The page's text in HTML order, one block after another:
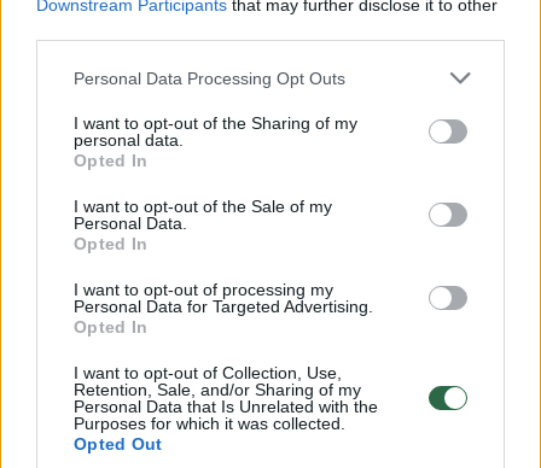
Downstream Participants that may further disclose it to other
Personal Data Processing Opt Outs
I want to opt-out of the Sharing of my
personal data.
Opted In
I want to opt-out of the Sale of my
Personal Data.
Opted In
I want to opt-out of processing my
Personal Data for Targeted Advertising.
Opted In
I want to opt-out of Collection, Use,
Retention, Sale, and/or Sharing of my
Personal Data that Is Unrelated with the
Purposes for which it was collected.
Opted Out
Pradinio ugdymo mokytojai, kurios rugsėjį
buvo laukiama klasėje, neseniai suėjo 60
metų.
Pedagoginiam darbui mokytoja atidavė 38
savo gyvenimo metus.